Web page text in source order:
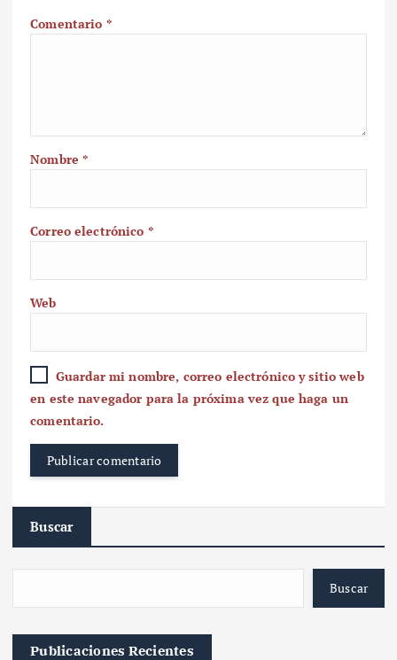
Comentario *
Nombre*
Correo electrónico *
Web
Guardar mi nombre, correo electrónico y sitio web
en este navegador para la próxima vez que haga un
comentario.
Buscar
Buscar
Publicaciones Recientes